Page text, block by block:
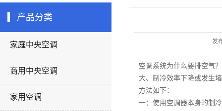
产品分类
家庭中央空调
商用中央空调
家用空调
发
空调系统为什么要排空气？
大、制冷效率下降或发生
方法如下：
一：使用空调器本身的制